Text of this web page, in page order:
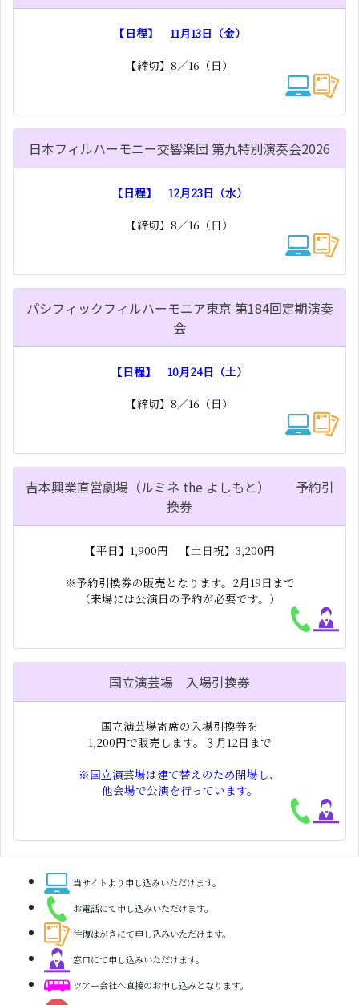
【日程】 11月13日（金）
【締切】8／16（日）
日本フィルハーモニー交響楽団 第九特別演奏会2026
【日程】 12月23日（水）
【締切】8／16（日）
パシフィックフィルハーモニア東京 第184回定期演奏
会
【日程】 10月24日（土）
【締切】8／16（日）
吉本興業直営劇場（ルミネ the よしもと） 予約引
換券
【平日】1,900円 【土日祝】3,200円
※予約引換券の販売となります。2月19日まで
（来場には公演日の予約が必要です。）
国立演芸場 入場引換券
国立演芸場寄席の入場引換券を
1,200円で販売します。３月12日まで
※国立演芸場は建て替えのため閉場し、
他会場で公演を行っています。
当サイトより申し込みいただけます。
お電話にて申し込みいただけます。
往復はがきにて申し込みいただけます。
窓口にて申し込みいただけます。
ツアー会社へ直接のお申し込みとなります。